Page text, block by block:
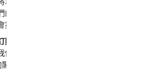
的價格 (包括任何續購價格) 可能有所
前通知閣下。
授權。
們發布的屆時最新的適用價格 (加上任
下收取訂購授權費用 (以下統稱「